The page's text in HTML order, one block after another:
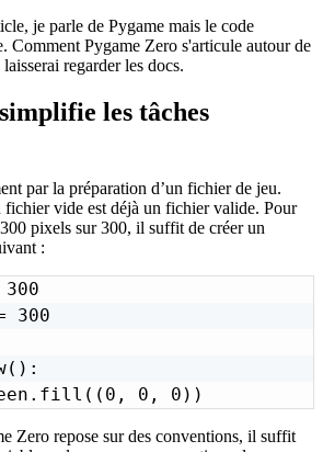
je parle de Pygame mais le code
Comment Pygame Zero s'articule autour de
regarder les docs.
les tâches
par la préparation d’un fichier de jeu.
vide est déjà un fichier valide. Pour
pixels sur 300, il suffit de créer un
:
300
300
0, 0))
Zero repose sur des conventions, il suffit